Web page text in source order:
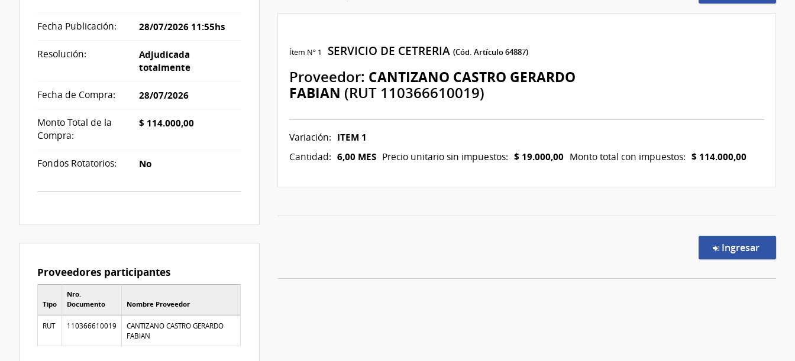
Fecha Publicación: 28/07/2026 11:55hs
Resolución:
Adjudicada
totalmente
Fecha de Compra: 28/07/2026
Monto Total de la
Compra:
$ 114.000,00
Fondos Rotatorios: No
Proveedores participantes
Proveedores participantes
Tipo
Nro.
Documento
Nombre Proveedor
RUT 110366610019
CANTIZANO CASTRO GERARDO
FABIAN
Ítem Nº 1 SERVICIO DE CETRERIA (Cód. Artículo 64887)
Proveedor: CANTIZANO CASTRO GERARDO
FABIAN (RUT 110366610019)
Variación: ITEM 1
Cantidad: 6,00 MES Precio unitario sin impuestos: $ 19.000,00 Monto total con impuestos: $ 114.000,00
Ingresar